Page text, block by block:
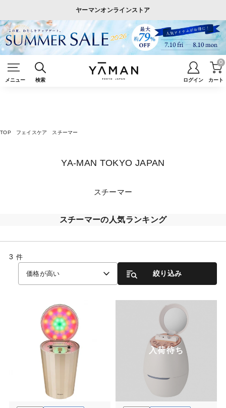
ヤーマンオンラインストア
メニュー 検索 ログイン カート
0
TOP フェイスケア スチーマー
YA-MAN TOKYO JAPAN
スチーマー
スチーマーの人気ランキング
3 件
価格が高い 絞り込み
入荷待ち